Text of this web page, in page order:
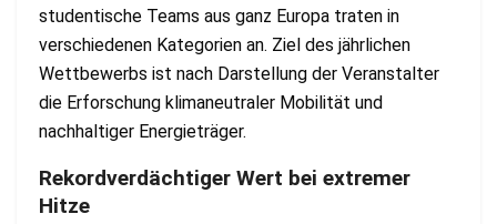
studentische Teams aus ganz Europa traten in
verschiedenen Kategorien an. Ziel des jährlichen
Wettbewerbs ist nach Darstellung der Veranstalter
die Erforschung klimaneutraler Mobilität und
nachhaltiger Energieträger.
Rekordverdächtiger Wert bei extremer
Hitze